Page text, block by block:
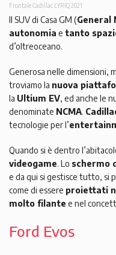
Frontale Cadillac LYRIQ 2021
Il SUV di Casa GM (General
autonomia e tanto
d’oltreoceano.
Generosa nelle dimensioni,
troviamo la nuova
la Ultium EV, ed anche le
denominate NCMA.
tecnologie per l’
Quando si è dentro
videogame. Lo schermo
e da qui si gestisce tutto, si
come di essere proiettati
molto filante e nel
Ford Evos